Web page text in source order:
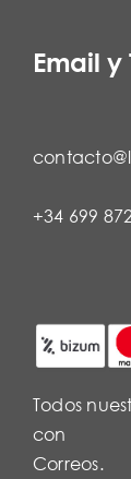
Email
+34 699
Todos
con
Correos.